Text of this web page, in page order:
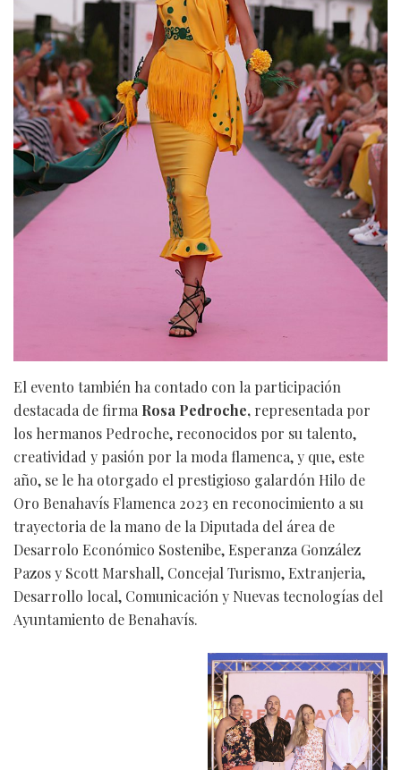
El evento también ha contado con la participación
destacada de firmaRosa Pedroche, representada por
los hermanos Pedroche, reconocidos por su talento,
creatividad y pasión por la moda flamenca, y que, este
año, se le ha otorgado el prestigioso galardón Hilo de
Oro Benahavís Flamenca 2023 en reconocimiento a su
trayectoria de la mano de la Diputada del área de
Desarrolo Económico Sostenibe, Esperanza González
Pazos y Scott Marshall, Concejal Turismo, Extranjeria,
Desarrollo local, Comunicación y Nuevas tecnologías del
Ayuntamiento de Benahavís.